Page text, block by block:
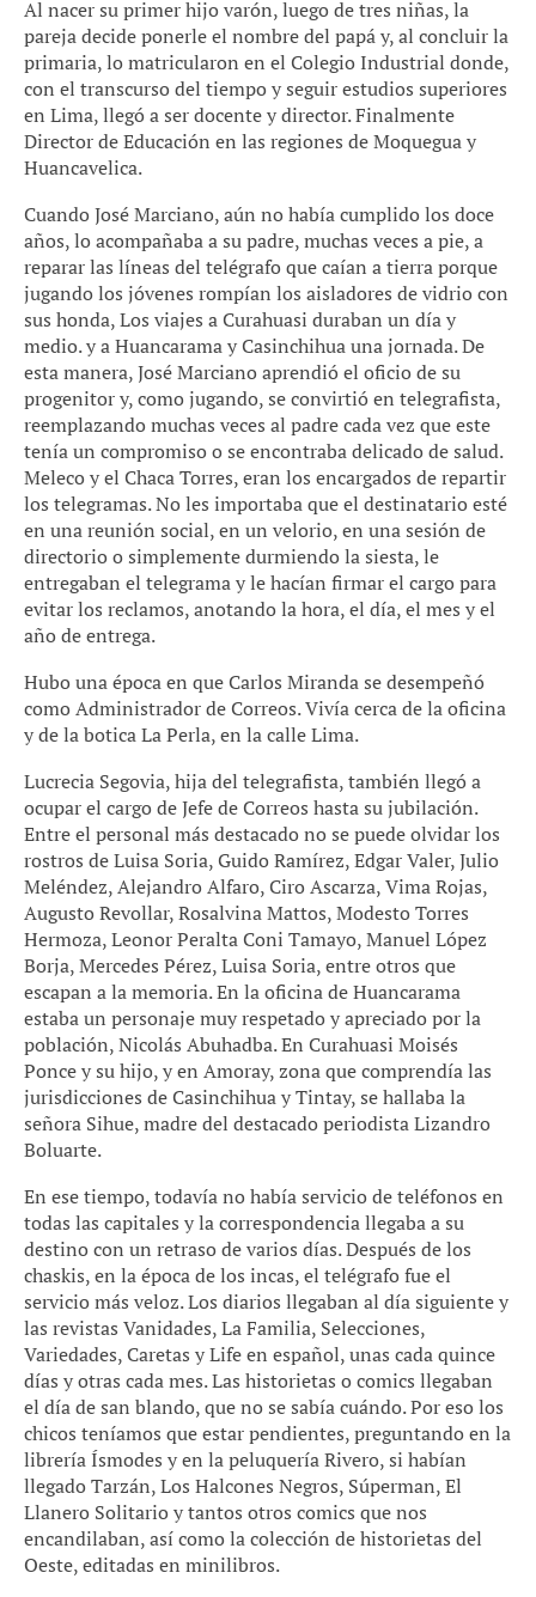
Al nacer su primer hijo varón, luego de tres niñas, la
pareja decide ponerle el nombre del papá y, al concluir la
primaria, lo matricularon en el Colegio Industrial donde,
con el transcurso del tiempo y seguir estudios superiores
en Lima, llegó a ser docente y director. Finalmente
Director de Educación en las regiones de Moquegua y
Huancavelica.
Cuando José Marciano, aún no había cumplido los doce
años, lo acompañaba a su padre, muchas veces a pie, a
reparar las líneas del telégrafo que caían a tierra porque
jugando los jóvenes rompían los aisladores de vidrio con
sus honda, Los viajes a Curahuasi duraban un día y
medio. y a Huancarama y Casinchihua una jornada. De
esta manera, José Marciano aprendió el oficio de su
progenitor y, como jugando, se convirtió en telegrafista,
reemplazando muchas veces al padre cada vez que este
tenía un compromiso o se encontraba delicado de salud.
Meleco y el Chaca Torres, eran los encargados de repartir
los telegramas. No les importaba que el destinatario esté
en una reunión social, en un velorio, en una sesión de
directorio o simplemente durmiendo la siesta, le
entregaban el telegrama y le hacían firmar el cargo para
evitar los reclamos, anotando la hora, el día, el mes y el
año de entrega.
Hubo una época en que Carlos Miranda se desempeñó
como Administrador de Correos. Vivía cerca de la oficina
y de la botica La Perla, en la calle Lima.
Lucrecia Segovia, hija del telegrafista, también llegó a
ocupar el cargo de Jefe de Correos hasta su jubilación.
Entre el personal más destacado no se puede olvidar los
rostros de Luisa Soria, Guido Ramírez, Edgar Valer, Julio
Meléndez, Alejandro Alfaro, Ciro Ascarza, Vima Rojas,
Augusto Revollar, Rosalvina Mattos, Modesto Torres
Hermoza, Leonor Peralta Coni Tamayo, Manuel López
Borja, Mercedes Pérez, Luisa Soria, entre otros que
escapan a la memoria. En la oficina de Huancarama
estaba un personaje muy respetado y apreciado por la
población, Nicolás Abuhadba. En Curahuasi Moisés
Ponce y su hijo, y en Amoray, zona que comprendía las
jurisdicciones de Casinchihua y Tintay, se hallaba la
señora Sihue, madre del destacado periodista Lizandro
Boluarte.
En ese tiempo, todavía no había servicio de teléfonos en
todas las capitales y la correspondencia llegaba a su
destino con un retraso de varios días. Después de los
chaskis, en la época de los incas, el telégrafo fue el
servicio más veloz. Los diarios llegaban al día siguiente y
las revistas Vanidades, La Familia, Selecciones,
Variedades, Caretas y Life en español, unas cada quince
días y otras cada mes. Las historietas o comics llegaban
el día de san blando, que no se sabía cuándo. Por eso los
chicos teníamos que estar pendientes, preguntando en la
librería Ísmodes y en la peluquería Rivero, si habían
llegado Tarzán, Los Halcones Negros, Súperman, El
Llanero Solitario y tantos otros comics que nos
encandilaban, así como la colección de historietas del
Oeste, editadas en minilibros.